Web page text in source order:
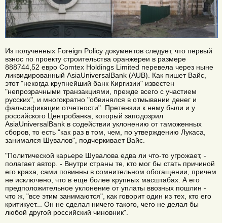
Из полученных Foreign Policy документов следует, что первый
взнос по проекту строительства оранжереи в размере
888744,52 евро Comtex Holdings Limited перевела через ныне
ликвидированный AsiaUniversalBank (AUB). Как пишет Вайс,
этот "некогда крупнейший банк Киргизии" известен
"непрозрачными транзакциями, прежде всего с участием
русских", и многократно "обвинялся в отмывании денег и
фальсификации отчетности". Претензии к нему были и у
российского Центробанка, который заподозрил
AsiaUniversalBank в содействии уклонению от таможенных
сборов, то есть "как раз в том, чем, по утверждению Лукаса,
занимался Шувалов", подчеркивает Вайс.
"Политической карьере Шувалова едва ли что-то угрожает, -
полагает автор. - Внутри страны те, кто мог бы стать причиной
его краха, сами повинны в сомнительном обогащении, причем
не исключено, что в еще более крупных масштабах. А его
предположительное уклонение от уплаты ввозных пошлин -
что ж, "все этим занимаются", как говорит один из тех, кто его
критикует... Он не сделал ничего такого, чего не делал бы
любой другой российский чиновник".